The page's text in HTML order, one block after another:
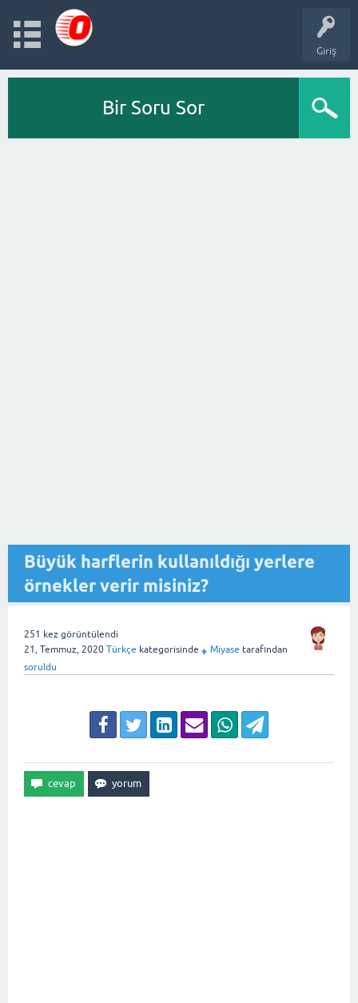
Giriş
Bir Soru Sor
Büyük harflerin kullanıldığı yerlere
örnekler verir misiniz?
251 kez görüntülendi
21, Temmuz, 2020 Türkçe kategorisinde ♦ Miyase tarafından
soruldu